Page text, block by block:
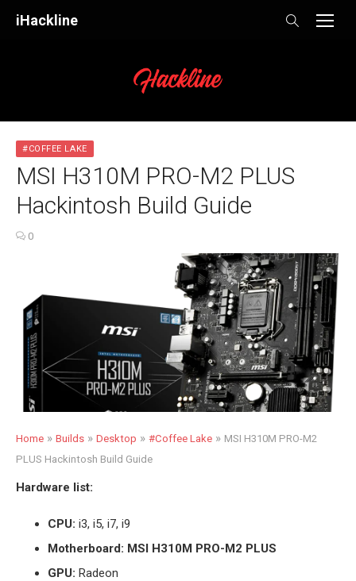
iHackline
#COFFEE LAKE
MSI H310M PRO-M2 PLUS
Hackintosh Build Guide
0
Home » Builds » Desktop » #Coffee Lake » MSI H310M PRO-M2
PLUS Hackintosh Build Guide
Hardware list:
CPU: i3, i5, i7, i9
Motherboard: MSI H310M PRO-M2 PLUS
GPU: Radeon